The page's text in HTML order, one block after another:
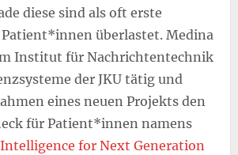
diese sind als oft erste
überlastet. Medina
Institut für Nachrichtentechnik
der JKU tätig und
eines neuen Projekts den
für Patient*innen namens
for Next Generation